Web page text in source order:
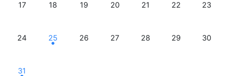
Keine Termine, Montag, 17. März
17 Keine Termine, Dienstag, 18. März
18 Keine Termine, Mittwoch, 19. März
19 Keine Termine, Donnerstag, 20.
20 Keine Termine, Freitag,
21 Keine Termine,
22 Keine
23
Keine Termine, Montag, 24. März
24 1 Termin, Dienstag, 25. März
25 Keine Termine, Mittwoch, 26. März
26 Keine Termine, Donnerstag, 27.
27 Keine Termine, Freitag,
28 Keine Termine,
29 Keine
30
1 Termin, Montag, 31. März
31